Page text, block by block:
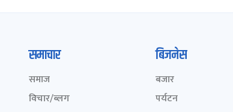
समाचार
समाज
विचार/ब्लग
बिजनेस
बजार
पर्यटन